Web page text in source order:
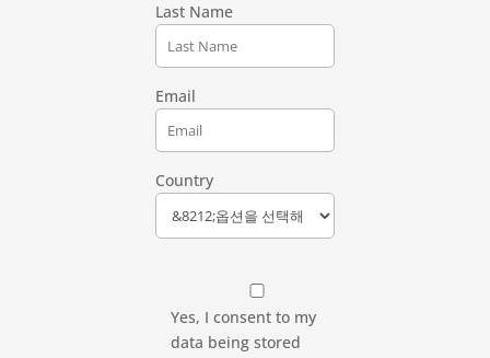
Last Name
Email
Country
Yes, I consent to my
data being stored